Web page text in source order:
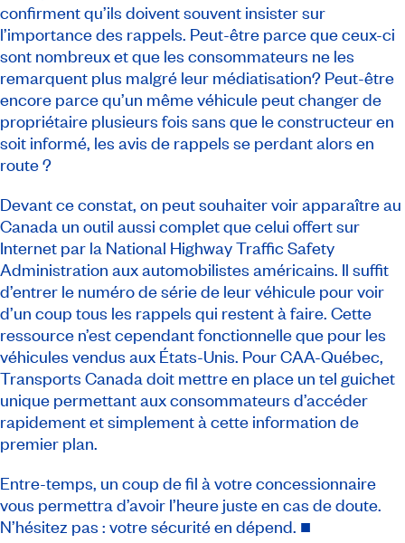
confirment qu’ils doivent souvent insister sur
l’importance des rappels. Peut-être parce que ceux-ci
sont nombreux et que les consommateurs ne les
remarquent plus malgré leur médiatisation? Peut-être
encore parce qu’un même véhicule peut changer de
propriétaire plusieurs fois sans que le constructeur en
soit informé, les avis de rappels se perdant alors en
route ?
Devant ce constat, on peut souhaiter voir apparaître au
Canada un outil aussi complet que celui offert sur
Internet par la National Highway Traffic Safety
Administration aux automobilistes américains. Il suffit
d’entrer le numéro de série de leur véhicule pour voir
d’un coup tous les rappels qui restent à faire. Cette
ressource n’est cependant fonctionnelle que pour les
véhicules vendus aux États-Unis. Pour CAA-Québec,
Transports Canada doit mettre en place un tel guichet
unique permettant aux consommateurs d’accéder
rapidement et simplement à cette information de
premier plan.
Entre-temps, un coup de fil à votre concessionnaire
vous permettra d’avoir l’heure juste en cas de doute.
N’hésitez pas : votre sécurité en dépend. ■